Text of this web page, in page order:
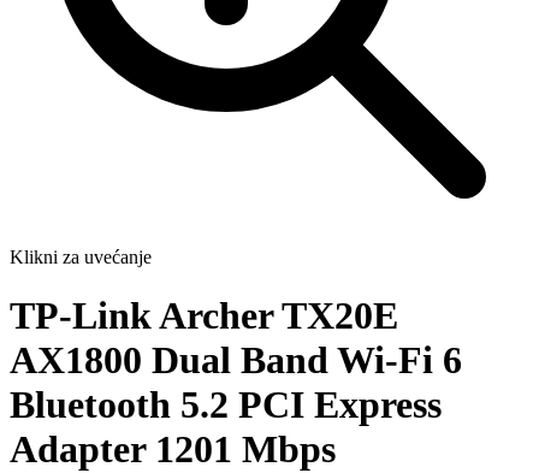
Klikni za uvećanje
TP-Link Archer TX20E
AX1800 Dual Band Wi-Fi 6
Bluetooth 5.2 PCI Express
Adapter 1201 Mbps